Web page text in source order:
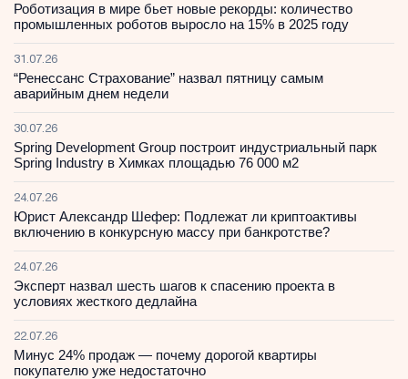
Роботизация в мире бьет новые рекорды: количество
промышленных роботов выросло на 15% в 2025 году
31.07.26
“Ренессанс Страхование” назвал пятницу самым
аварийным днем недели
30.07.26
Spring Development Group построит индустриальный парк
Spring Industry в Химках площадью 76 000 м2
24.07.26
Юрист Александр Шефер: Подлежат ли криптоактивы
включению в конкурсную массу при банкротстве?
24.07.26
Эксперт назвал шесть шагов к спасению проекта в
условиях жесткого дедлайна
22.07.26
Минус 24% продаж — почему дорогой квартиры
покупателю уже недостаточно